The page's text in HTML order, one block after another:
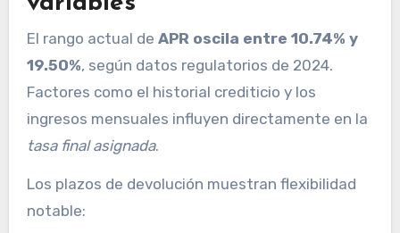
El rango actual de APR oscila entre 10.74% y
19.50%, según datos regulatorios de 2024.
Factores como el historial crediticio y los
ingresos mensuales influyen directamente en la
tasa final asignada.
Los plazos de devolución muestran flexibilidad
notable: